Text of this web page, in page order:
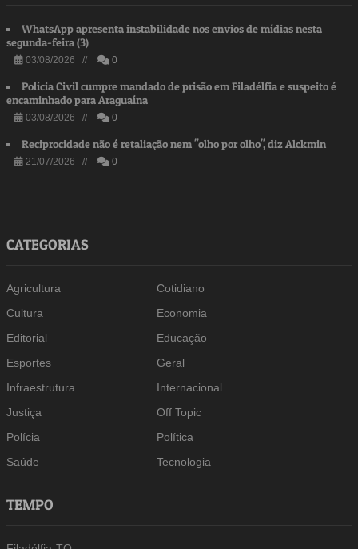
WhatsApp apresenta instabilidade nos envios de mídias nesta
segunda-feira (3)
03/08/2026 // 0
Polícia Civil cumpre mandado de prisão em Filadélfia e suspeito é
encaminhado para Araguaína
03/08/2026 // 0
Reciprocidade não é retaliação nem "olho por olho", diz Alckmin
21/07/2026 // 0
CATEGORIAS
Agricultura
Cotidiano
Cultura
Economia
Editorial
Educação
Esportes
Geral
Infraestrutura
Internacional
Justiça
Off Topic
Polícia
Política
Saúde
Tecnologia
TEMPO